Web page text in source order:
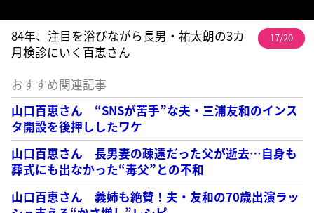
84年、注目を浴びながら長男・祐太朗の3カ
月検診にいく百恵さん
17/20
おすすめ関連記事
山口百恵さん “SNSが苦手”な夫・三浦友和のインス
タ開設を後押ししたワケ
山口百恵さん 長男妻の疎遠だった父が逝去…自身も
葬式にも出なかった“毒父”との不和
山口百恵さん 義姉も絶賛！夫・友和の70歳出演ラッ